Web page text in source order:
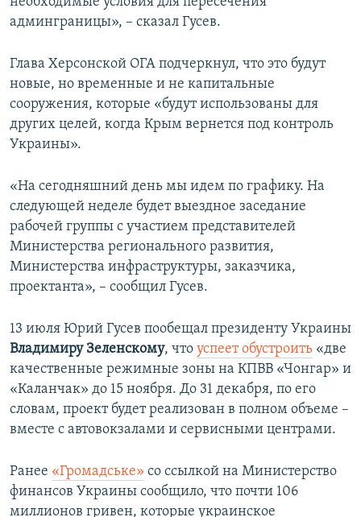
админграницы», – сказал Гусев.
Глава Херсонской ОГА подчеркнул, что это будут
новые, но временные и не капитальные
сооружения, которые «будут использованы для
других целей, когда Крым вернется под контроль
Украины».
«На сегодняшний день мы идем по графику. На
следующей неделе будет выездное заседание
рабочей группы с участием представителей
Министерства регионального развития,
Министерства инфраструктуры, заказчика,
проектанта», – сообщил Гусев.
13 июля Юрий Гусев пообещал президенту Украины
Владимиру Зеленскому, что успеет обустроить «две
качественные режимные зоны на КПВВ «Чонгар» и
«Каланчак» до 15 ноября. До 31 декабря, по его
словам, проект будет реализован в полном объеме –
вместе с автовокзалами и сервисными центрами.
Ранее «Громадське» со ссылкой на Министерство
финансов Украины сообщило, что почти 106
миллионов гривен, которые украинское